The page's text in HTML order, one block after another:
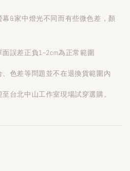
&家中燈光不同而有些微色差，顏
誤差正負1~2cm為正常範圍
色差等問題並不在退換貨範圍內
台北中山工作室現場試穿選購。